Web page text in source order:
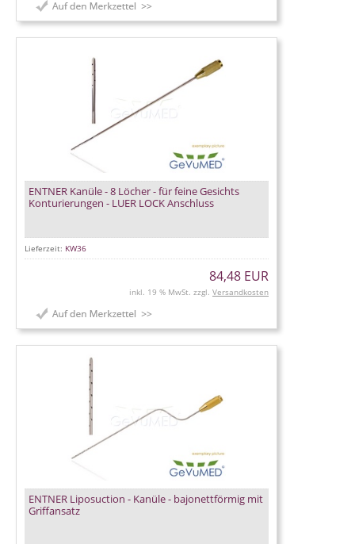
ENTNER Kanüle - 8 Löcher - für feine Gesichts
Konturierungen - LUER LOCK Anschluss
Lieferzeit: KW36
84,48 EUR
inkl. 19 % MwSt. zzgl. Versandkosten
ENTNER Liposuction - Kanüle - bajonettförmig mit
Griffansatz